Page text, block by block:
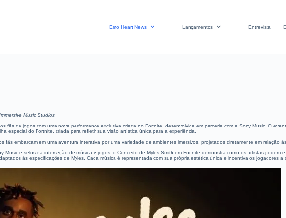
Emo Heart News
Lançamentos Entrevista
Music Studios
fãs de jogos com uma nova performance exclusiva criada no Fortnite, desenvolvida em parceria com a Sony Music. O
especial do Fortnite, criada para refletir sua visão artística única para a experiência.
fãs embarcam em uma aventura interativa por uma variedade de ambientes imersivos, projetados diretamente em relação
e selos na interseção de música e jogos, o Concerto de Myles Smith em Fortnite demonstra como os artistas podem
às especificações de Myles. Cada música é representada com sua própria estética única e incentiva os jogadores a